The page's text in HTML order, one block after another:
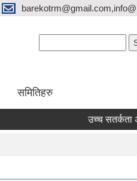
समितिहरु
उच्च सतर्कता